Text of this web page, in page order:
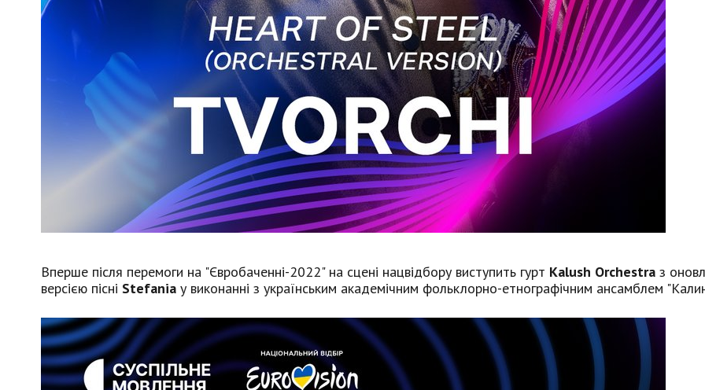
Вперше після перемоги на "Євробаченні-2022" на сцені нацвідбору виступить гурт Kalush Orchestra з
версією пісні Stefania у виконанні з українським академічним фольклорно-етнографічним ансамблем